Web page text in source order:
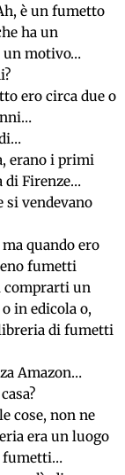
è un fumetto
ha un
un motivo…
ero circa due o
erano i primi
di Firenze…
si vendevano
quando ero
fumetti
comprarti un
in edicola o,
di fumetti
Amazon…
cose, non ne
era un luogo
fumetti…